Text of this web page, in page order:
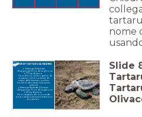
nome
SPECIE DI TARTARUGA MARINA
Tartaruga Embricata
Raggiunge 90 cm di lunghezza
e 70 kg di peso.
Ha un becco simile a quello di
un rapace, che le consente di
nutrirsi dalle barriere coralline.
Inoltre ha due artigli sulle pinne
anteriori
Tartaruga Bastarda Olivacea
Raggiunge 70 cm di lunghezza
e 45 kg di peso.
Ha un carapace di color verde
oliva e artigli sulle pinne anteriori e
posteriori.
Slide